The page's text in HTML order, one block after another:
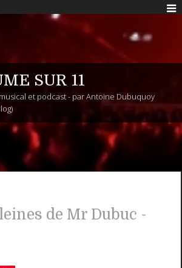
SUR 11
et podcast - par Antoine Dubuquoy
de Mr Dubuc -